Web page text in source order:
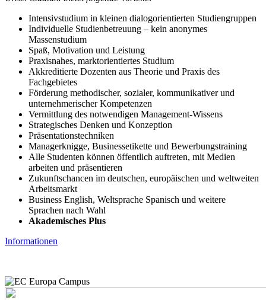
Intensivstudium in kleinen dialogorientierten Studiengruppen
Individuelle Studienbetreuung – kein anonymes
Massenstudium
Spaß, Motivation und Leistung
Praxisnahes, marktorientiertes Studium
Akkreditierte Dozenten aus Theorie und Praxis des
Fachgebietes
Förderung methodischer, sozialer, kommunikativer und
unternehmerischer Kompetenzen
Vermittlung des notwendigen Management-Wissens
Strategisches Denken und Konzeption
Präsentationstechniken
Managerknigge, Businessetikette und Bewerbungstraining
Alle Studenten können öffentlich auftreten, mit Medien
arbeiten und präsentieren
Zukunftschancen im deutschen, europäischen und weltweiten
Arbeitsmarkt
Business English, Weltsprache Spanisch und weitere
Sprachen nach Wahl
Akademisches Plus
Informationen